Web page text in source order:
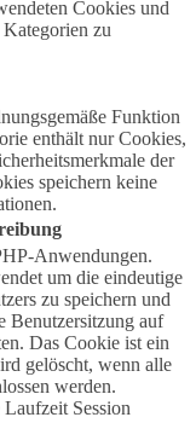
Cookies und
zu
Funktion
enthält nur Cookies,
der
speichern keine
Anwendungen.
um die eindeutige
zu speichern und
Benutzersitzung auf
Das Cookie ist ein
gelöscht, wenn alle
werden.
Laufzeit Session